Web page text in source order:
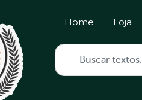
Home Loja